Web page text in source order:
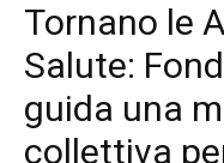
Tornano le
Salute:
guida una
collettiva